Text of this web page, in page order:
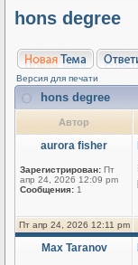
hons degree
Версия для печати
hons degree
Автор
aurora fisher
Зарегистрирован: Пт
апр 24, 2026 12:09 pm
Сообщения: 1
Пт апр 24, 2026 12:11 pm
Max Taranov